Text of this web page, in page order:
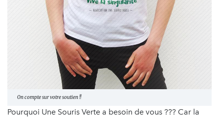
On compte sur votre soutien !!
Pourquoi Une Souris Verte a besoin de vous ??? Car la